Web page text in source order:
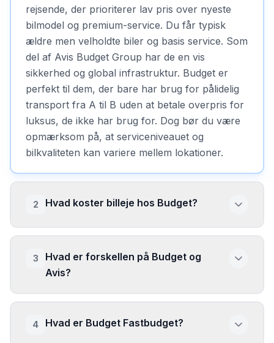
rejsende, der prioriterer lav pris over nyeste
bilmodel og premium-service. Du får typisk
ældre men velholdte biler og basis service. Som
del af Avis Budget Group har de en vis
sikkerhed og global infrastruktur. Budget er
perfekt til dem, der bare har brug for pålidelig
transport fra A til B uden at betale overpris for
luksus, de ikke har brug for. Dog bør du være
opmærksom på, at serviceniveauet og
bilkvaliteten kan variere mellem lokationer.
2 Hvad koster billeje hos Budget?
3
Hvad er forskellen på Budget og
Avis?
4 Hvad er Budget Fastbudget?